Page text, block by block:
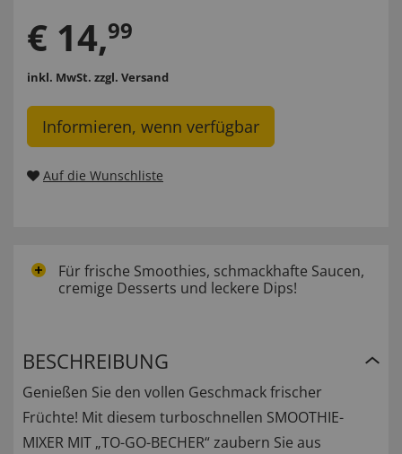
€ 14,99
inkl. MwSt. zzgl. Versand
Informieren, wenn verfügbar
Auf die Wunschliste
Für frische Smoothies, schmackhafte Saucen,
cremige Desserts und leckere Dips!
BESCHREIBUNG
Genießen Sie den vollen Geschmack frischer
Früchte! Mit diesem turboschnellen SMOOTHIE-
MIXER MIT „TO-GO-BECHER“ zaubern Sie aus